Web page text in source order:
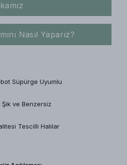
Nasıl Yaparız?
Süpürge Uyumlu
Şık ve Benzersiz
Tescilli Halılar